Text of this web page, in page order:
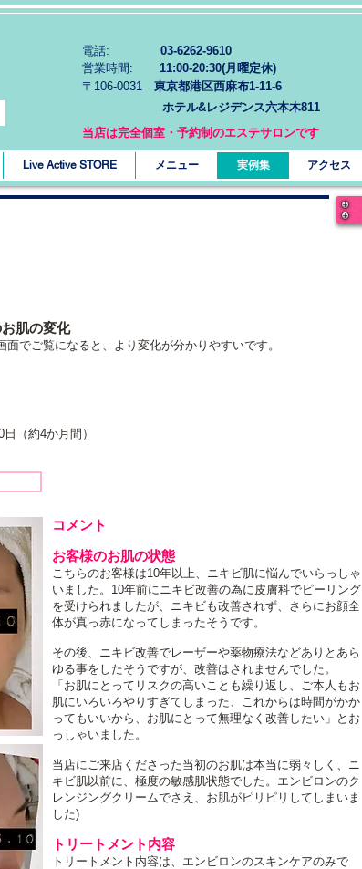
電話: 03-6262-9610
営業時間: 11:00-20:30(月曜定休)
〒106-0031 東京都港区西麻布1-11-6
ホテル&レジデンス六本木811
Live Active STORE メニュー 実例集 アクセス
当店は完全個室・予約制のエステサロンです
肌の変化
でご覧になると、より変化が分かりやすいです。
（約4か月間）
コメント
お客様のお肌の状態
こちらのお客様は10年以上、ニキビ肌に悩んでいらっしゃ
いました。10年前にニキビ改善の為に皮膚科でピーリング
を受けられましたが、ニキビも改善されず、さらにお顔全
体が真っ赤になってしまったそうです。
その後、ニキビ改善でレーザーや薬物療法などありとあら
ゆる事をしたそうですが、改善はされませんでした。
「お肌にとってリスクの高いことも繰り返し、ご本人もお
肌にいろいろやりすぎてしまった、これからは時間がかか
ってもいいから、お肌にとって無理なく改善したい」とお
っしゃいました。
当店にご来店くださった当初のお肌は本当に弱々しく、ニ
キビ肌以前に、極度の敏感肌状態でした。エンビロンのク
レンジングクリームでさえ、お肌がピリピリしてしまいま
した)
トリートメント内容
トリートメント内容は、エンビロンのスキンケアのみで